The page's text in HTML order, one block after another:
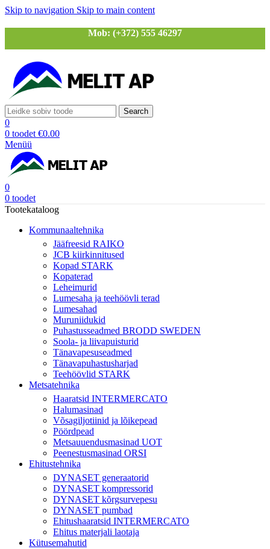
Skip to navigation Skip to main content
Mob: (+372) 555 46297
Search
0
0 toodet €0.00
Menüü
0
0 toodet
Tootekataloog
Kommunaaltehnika
Jääfreesid RAIKO
JCB kiirkinnitused
Kopad STARK
Kopaterad
Leheimurid
Lumesaha ja teehöövli terad
Lumesahad
Muruniidukid
Puhastusseadmed BRODD SWEDEN
Soola- ja liivapuisturid
Tänavapesuseadmed
Tänavapuhastusharjad
Teehöövlid STARK
Metsatehnika
Haaratsid INTERMERCATO
Halumasinad
Võsagiljotiinid ja lõikepead
Pöördpead
Metsauuendusmasinad UOT
Peenestusmasinad ORSI
Ehitustehnika
DYNASET generaatorid
DYNASET kompressorid
DYNASET kõrgsurvepesu
DYNASET pumbad
Ehitushaaratsid INTERMERCATO
Ehitus materjali laotaja
Kütusemahutid